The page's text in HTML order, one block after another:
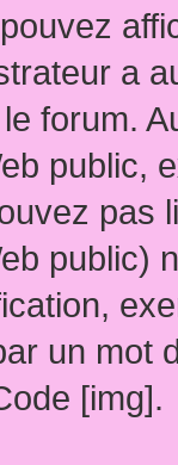
a
forum.
public,
pas
public)
un mot
[img].